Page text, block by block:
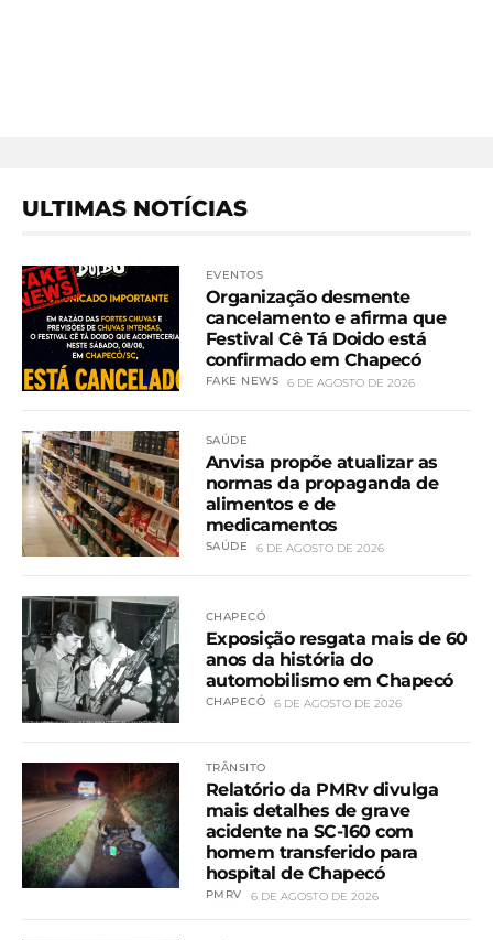
ULTIMAS NOTÍCIAS
EVENTOS
Organização desmente
cancelamento e afirma que
Festival Cê Tá Doido está
confirmado em Chapecó
FAKE NEWS 6 DE AGOSTO DE 2026
SAÚDE
Anvisa propõe atualizar as
normas da propaganda de
alimentos e de
medicamentos
SAÚDE 6 DE AGOSTO DE 2026
CHAPECÓ
Exposição resgata mais de 60
anos da história do
automobilismo em Chapecó
CHAPECÓ 6 DE AGOSTO DE 2026
TRÂNSITO
Relatório da PMRv divulga
mais detalhes de grave
acidente na SC-160 com
homem transferido para
hospital de Chapecó
PMRV 6 DE AGOSTO DE 2026